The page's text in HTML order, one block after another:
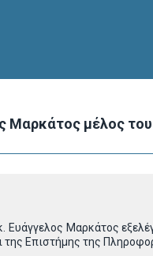
μέλος
Μαρκάτος
Επιστήμης της